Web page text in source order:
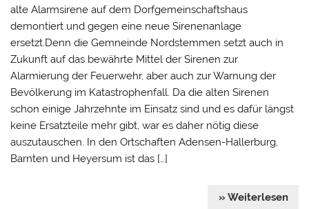
alte Alarmsirene auf dem Dorfgemeinschaftshaus
demontiert und gegen eine neue Sirenenanlage
ersetzt.Denn die Gemneinde Nordstemmen setzt auch in
Zukunft auf das bewährte Mittel der Sirenen zur
Alarmierung der Feuerwehr, aber auch zur Warnung der
Bevölkerung im Katastrophenfall. Da die alten Sirenen
schon einige Jahrzehnte im Einsatz sind und es dafür längst
keine Ersatzteile mehr gibt, war es daher nötig diese
auszutauschen. In den Ortschaften Adensen-Hallerburg,
Barnten und Heyersum ist das […]
» Weiterlesen